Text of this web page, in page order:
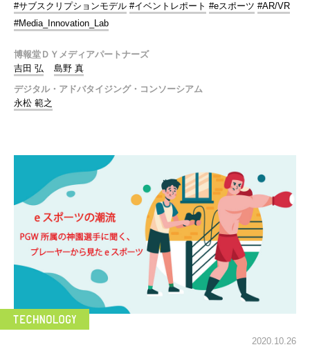
#サブスクリプションモデル #イベントレポート #eスポーツ #AR/VR
#Media_Innovation_Lab
博報堂ＤＹメディアパートナーズ
吉田 弘
島野 真
デジタル・アドバタイジング・コンソーシアム
永松 範之
2020.10.26